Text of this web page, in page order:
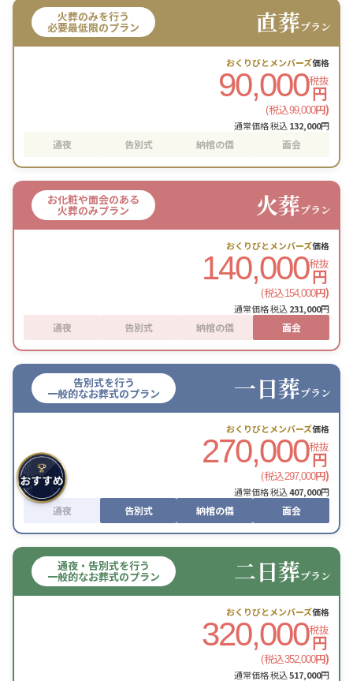
火葬のみを行う
必要最低限のプラン 直葬プラン
おくりびとメンバーズ価格
90,000税抜
円
(税込99,000円)
通常価格 税込132,000円
通夜 告別式 納棺の儀 面会
お化粧や面会のある
火葬のみプラン 火葬プラン
おくりびとメンバーズ価格
140,000税抜
円
(税込154,000円)
通常価格 税込231,000円
通夜 告別式 納棺の儀 面会
告別式を行う
一般的なお葬式のプラン 一日葬プラン
おくりびとメンバーズ価格
270,000税抜
円
(税込297,000円)
通常価格 税込407,000円
通夜 告別式 納棺の儀 面会
通夜・告別式を行う
一般的なお葬式のプラン 二日葬プラン
おくりびとメンバーズ価格
320,000税抜
円
(税込352,000円)
通常価格 税込517,000円